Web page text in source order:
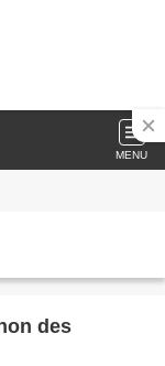
MENU
des